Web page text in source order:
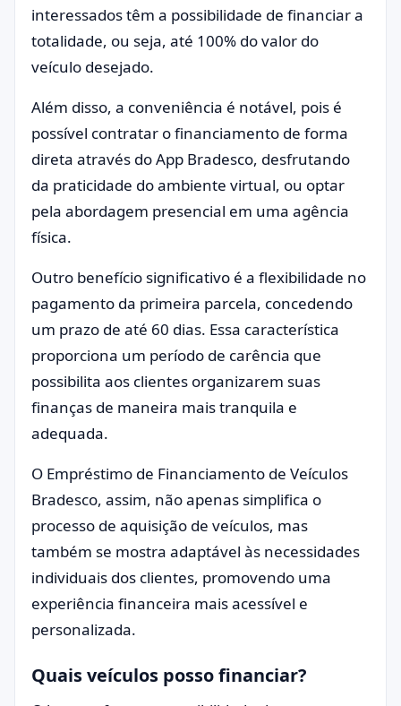
interessados têm a possibilidade de financiar a
totalidade, ou seja, até 100% do valor do
veículo desejado.
Além disso, a conveniência é notável, pois é
possível contratar o financiamento de forma
direta através do App Bradesco, desfrutando
da praticidade do ambiente virtual, ou optar
pela abordagem presencial em uma agência
física.
Outro benefício significativo é a flexibilidade no
pagamento da primeira parcela, concedendo
um prazo de até 60 dias. Essa característica
proporciona um período de carência que
possibilita aos clientes organizarem suas
finanças de maneira mais tranquila e
adequada.
O Empréstimo de Financiamento de Veículos
Bradesco, assim, não apenas simplifica o
processo de aquisição de veículos, mas
também se mostra adaptável às necessidades
individuais dos clientes, promovendo uma
experiência financeira mais acessível e
personalizada.
Quais veículos posso financiar?